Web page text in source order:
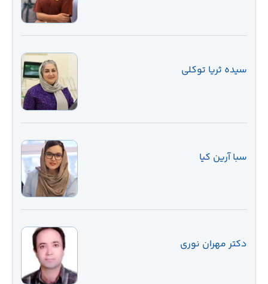
سیده ثریا توکلی
سبا آرین کیا
دکتر مهران نوری